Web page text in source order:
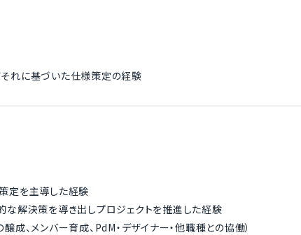
れに基づいた仕様策定の経験
定を主導した経験
な解決策を導き出しプロジェクトを推進した経験
成、メンバー育成、PdM・デザイナー・他職種との協働）